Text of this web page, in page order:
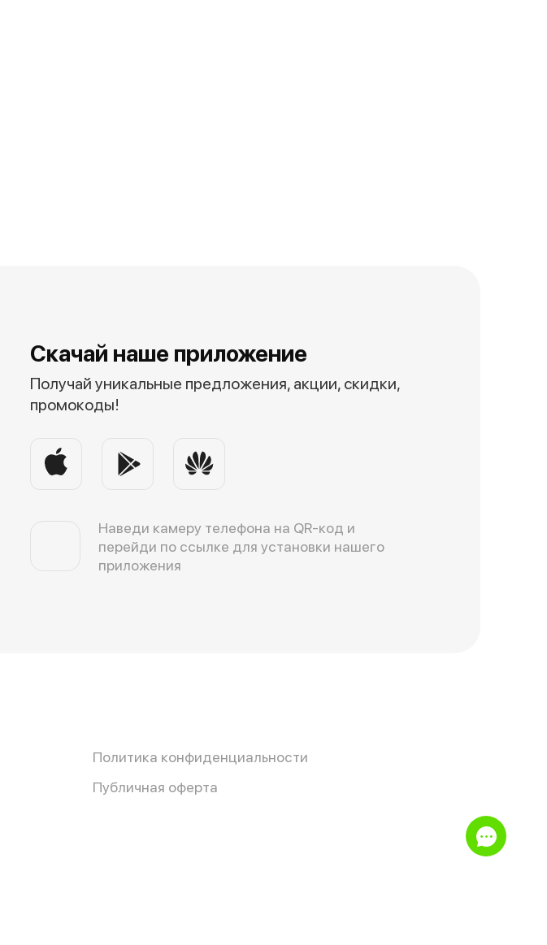
Скачай наше приложение
Получай уникальные предложения, акции, скидки,
промокоды!
Наведи камеру телефона на QR-код и
перейди по ссылке для установки нашего
приложения
Политика конфиденциальности
Публичная оферта